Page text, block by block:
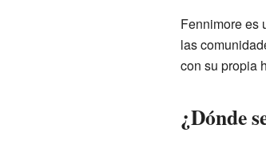
Fennimore es
las
con su propia
¿Dónde